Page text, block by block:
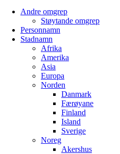
Andre omgrep
Støytande omgrep
Personnamn
Stadnamn
Afrika
Amerika
Asia
Europa
Norden
Danmark
Færøyane
Finland
Island
Sverige
Noreg
Akershus